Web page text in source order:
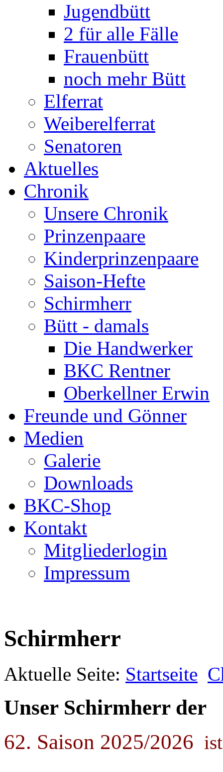
Jugendbütt
2 für alle Fälle
Frauenbütt
noch mehr Bütt
Elferrat
Weiberelferrat
Senatoren
Aktuelles
Chronik
Unsere Chronik
Prinzenpaare
Kinderprinzenpaare
Saison-Hefte
Schirmherr
Bütt - damals
Die Handwerker
BKC Rentner
Oberkellner Erwin
Freunde und Gönner
Medien
Galerie
Downloads
BKC-Shop
Kontakt
Mitgliederlogin
Impressum
Schirmherr
Aktuelle Seite: Startseite
Unser Schirmherr der
62. Saison 2025/2026 ist